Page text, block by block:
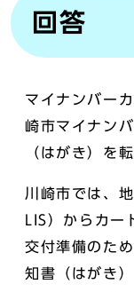
回答
マイナンバー
崎市マイナン
（はがき）を
川崎市では、
LIS）からカー
交付準備のた
知書（はがき